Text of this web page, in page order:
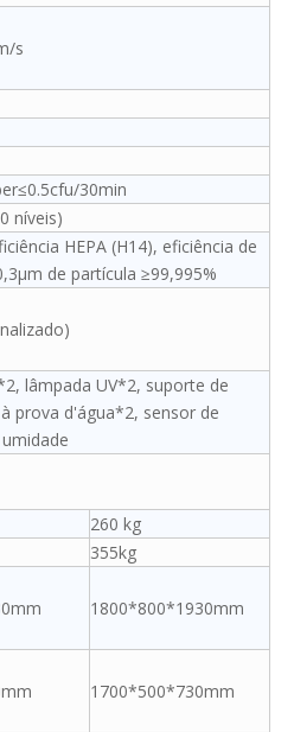
s
30min
níveis)
HEPA (H14), eficiência de
de partícula ≥99,995%
lâmpada UV*2, suporte de
prova d'água*2, sensor de
260 kg
355kg
1800*800*1930mm
1700*500*730mm